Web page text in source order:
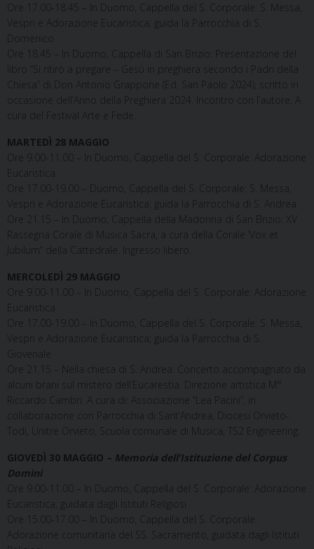
Ore 17.00-18.45 – In Duomo, Cappella del S. Corporale: S. Messa,
Vespri e Adorazione Eucaristica; guida la Parrocchia di S.
Domenico
Ore 18.45 – In Duomo, Cappella di San Brizio: Presentazione del
libro “Si ritirò a pregare – Gesù in preghiera secondo i Padri della
Chiesa” di Don Antonio Grappone (Ed. San Paolo 2024), scritto in
occasione dell’Anno della Preghiera 2024. Incontro con l’autore. A
cura del Festival Arte e Fede.
MARTEDÌ 28 MAGGIO
Ore 9.00-11.00 – In Duomo, Cappella del S. Corporale: Adorazione
Eucaristica
Ore 17.00-19.00 – Duomo, Cappella del S. Corporale: S. Messa,
Vespri e Adorazione Eucaristica: guida la Parrocchia di S. Andrea
Ore 21.15 – In Duomo, Cappella della Madonna di San Brizio: XV
Rassegna Corale di Musica Sacra, a cura della Corale ‘Vox et
Jubilum” della Cattedrale. Ingresso libero.
MERCOLEDÌ 29 MAGGIO
Ore 9.00-11.00 – In Duomo, Cappella del S. Corporale: Adorazione
Eucaristica
Ore 17.00-19.00 – In Duomo, Cappella del S. Corporale: S. Messa,
Vespri e Adorazione Eucaristica; guida la Parrocchia di S.
Giovenale
Ore 21.15 – Nella chiesa di S. Andrea: Concerto accompagnato da
alcuni brani sul mistero dell’Eucarestia. Direzione artistica M°
Riccardo Cambri. A cura di: Associazione “Lea Pacini”, in
collaborazione con Parrocchia di Sant’Andrea, Diocesi Orvieto-
Todi, Unitre Orvieto, Scuola comunale di Musica, TS2 Engineering.
GIOVEDÌ 30 MAGGIO – Memoria dell’Istituzione del Corpus
Domini
Ore 9.00-11.00 – In Duomo, Cappella del S. Corporale: Adorazione
Eucaristica, guidata dagli Istituti Religiosi
Ore 15.00-17.00 – In Duomo, Cappella del S. Corporale:
Adorazione comunitaria del SS. Sacramento, guidata dagli Istituti